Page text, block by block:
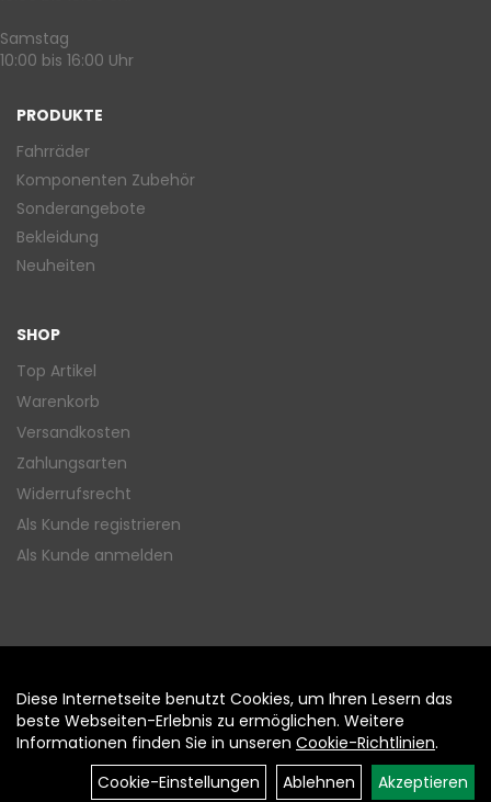
Samstag
10:00 bis 16:00 Uhr
PRODUKTE
Fahrräder
Komponenten Zubehör
Sonderangebote
Bekleidung
Neuheiten
SHOP
Top Artikel
Warenkorb
Versandkosten
Zahlungsarten
Widerrufsrecht
Als Kunde registrieren
Als Kunde anmelden
Diese Internetseite benutzt Cookies, um Ihren Lesern das
beste Webseiten-Erlebnis zu ermöglichen. Weitere
Informationen finden Sie in unseren Cookie-Richtlinien.
Cookie-Einstellungen
Ablehnen Akzeptieren
Auftrag widerrufen